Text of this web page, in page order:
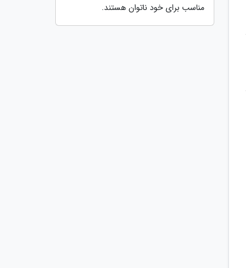
مناسب برای خود ناتوان هستند.